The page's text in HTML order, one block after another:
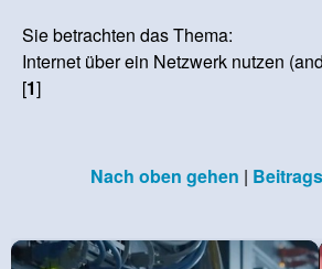
Sie betrachten das Thema:
Internet über ein Netzwerk nutzen
[1]
Nach oben gehen |